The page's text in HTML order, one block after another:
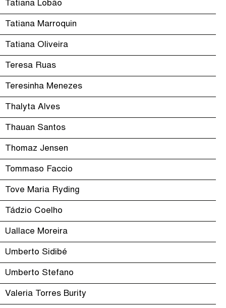
Tatiana Lobão
Tatiana Marroquin
Tatiana Oliveira
Teresa Ruas
Teresinha Menezes
Thalyta Alves
Thauan Santos
Thomaz Jensen
Tommaso Faccio
Tove Maria Ryding
Tádzio Coelho
Uallace Moreira
Umberto Sidibé
Umberto Stefano
Valeria Torres Burity